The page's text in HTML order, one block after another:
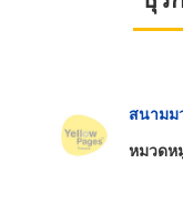
สนามม
หมวดห